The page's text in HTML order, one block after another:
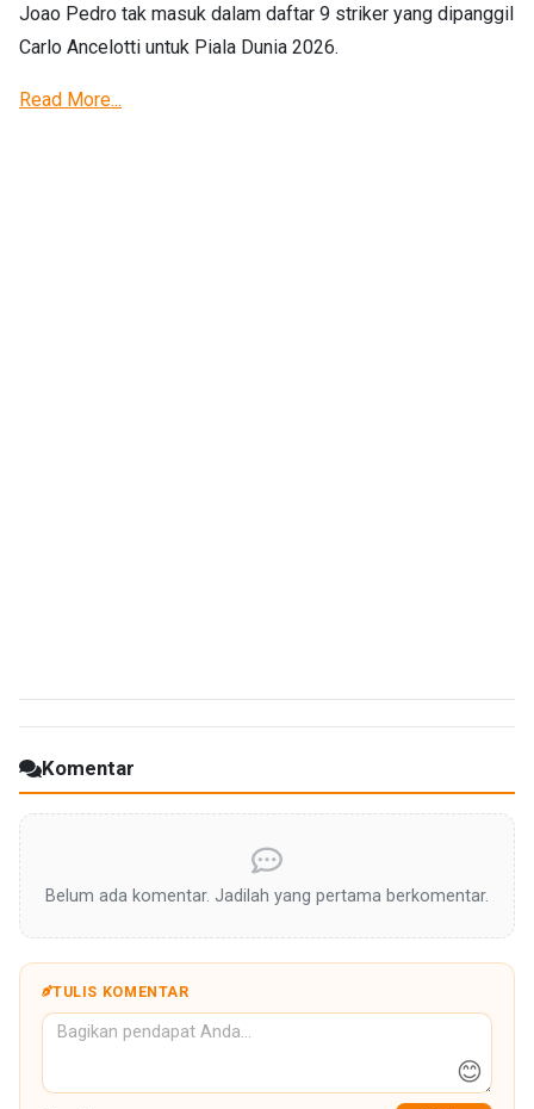
Joao Pedro tak masuk dalam daftar 9 striker yang dipanggil
Carlo Ancelotti untuk Piala Dunia 2026.
Read More...
Komentar
Belum ada komentar. Jadilah yang pertama berkomentar.
TULIS KOMENTAR
😊